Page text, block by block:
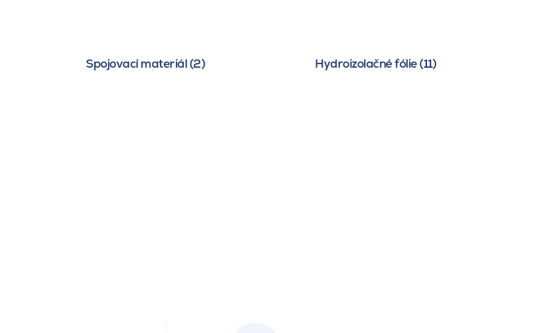
Spojovací materiál (2) Hydroizolačné fólie (11)